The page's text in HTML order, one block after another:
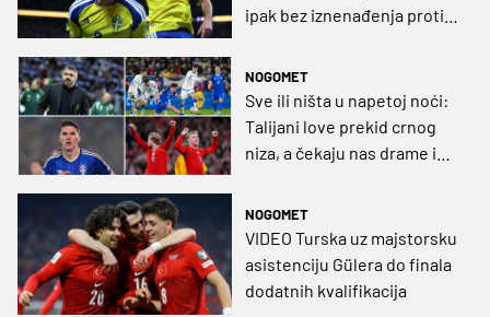
ipak bez iznenađenja protiv
NOGOMET
Sve ili ništa u napetoj noći:
Talijani love prekid crnog
niza, a čekaju nas drame i
utakmicama
NOGOMET
VIDEO Turska uz majstorsku
asistenciju Gülera do finala
dodatnih kvalifikacija